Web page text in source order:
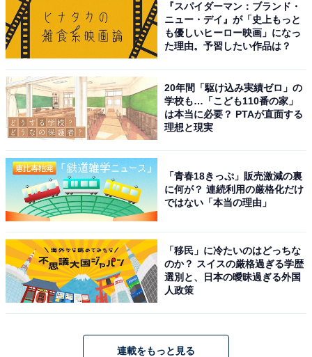
『スパイダーマン：ブランド・
ニュー・デイ』が「史上もっと
も優しいヒーロー映画」になっ
た理由。予習したい作品は？
20年間「駆け込み実績ゼロ」の
学校も…「こども110番の家」
は本当に必要？ PTAが直面する
理想と現実
「青春18きっぷ」販売激減の裏
に何が？ 連続利用の厳格化だけ
ではない「本当の理由」
「移民」に冷たいのはどっちな
のか？ スイスの厳格過ぎる学歴
選別と、日本の曖昧過ぎる外国
人政策
連載をもっと見る